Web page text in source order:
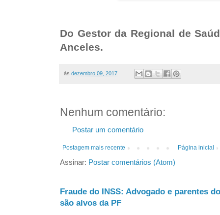
Do Gestor da Regional de
Anceles.
às dezembro 09, 2017
Nenhum comentário:
Postar um comentário
Postagem mais recente Página inicial
Assinar: Postar comentários (Atom)
Fraude do INSS: Advogado e parentes
são alvos da PF